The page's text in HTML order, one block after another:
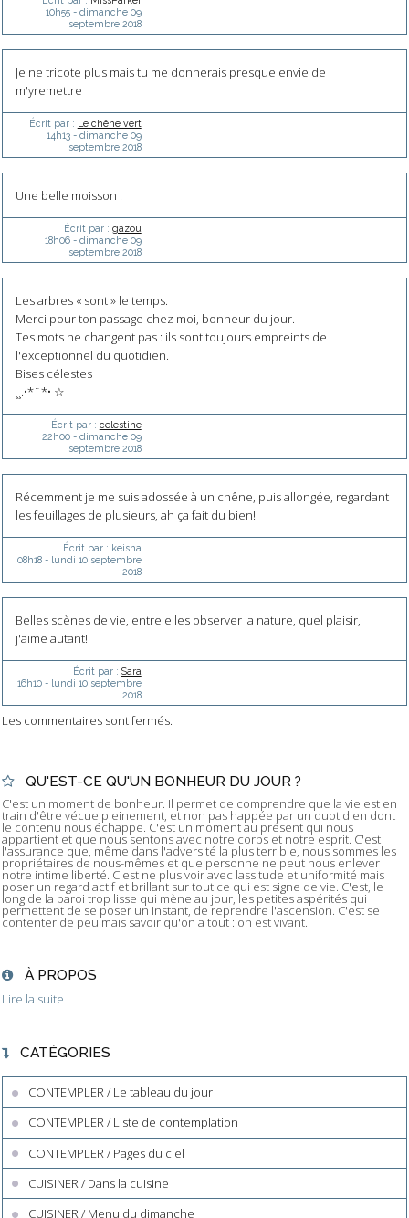
10h55- dimanche 09
septembre 2018
Je ne tricote plus mais tu me donnerais presque envie de
m'yremettre
Écrit par : Le chêne vert
14h13- dimanche 09
septembre 2018
Une belle moisson !
Écrit par : gazou
18h06- dimanche 09
septembre 2018
Les arbres « sont » le temps.
Merci pour ton passage chez moi, bonheur du jour.
Tes mots ne changent pas : ils sont toujours empreints de
l'exceptionnel du quotidien.
Bises célestes
¸¸.•*¨*• ☆
Écrit par : celestine
22h00- dimanche 09
septembre 2018
Récemment je me suis adossée à un chêne, puis allongée, regardant
les feuillages de plusieurs, ah ça fait du bien!
Écrit par : keisha
08h18- lundi 10 septembre
2018
Belles scènes de vie, entre elles observer la nature, quel plaisir,
j'aime autant!
Écrit par : Sara
16h10- lundi 10 septembre
2018
Les commentaires sont fermés.
QU'EST-CE QU'UN BONHEUR DU JOUR ?
C'est un moment de bonheur. Il permet de comprendre que la vie est en
train d'être vécue pleinement, et non pas happée par un quotidien dont
le contenu nous échappe. C'est un moment au présent qui nous
appartient et que nous sentons avec notre corps et notre esprit. C'est
l'assurance que, même dans l'adversité la plus terrible, nous sommes les
propriétaires de nous-mêmes et que personne ne peut nous enlever
notre intime liberté. C'est ne plus voir avec lassitude et uniformité mais
poser un regard actif et brillant sur tout ce qui est signe de vie. C'est, le
long de la paroi trop lisse qui mène au jour, les petites aspérités qui
permettent de se poser un instant, de reprendre l'ascension. C'est se
contenter de peu mais savoir qu'on a tout : on est vivant.
À PROPOS
Lire la suite
CATÉGORIES
CONTEMPLER / Le tableau du jour
CONTEMPLER / Liste de contemplation
CONTEMPLER / Pages du ciel
CUISINER / Dans la cuisine
CUISINER / Menu du dimanche